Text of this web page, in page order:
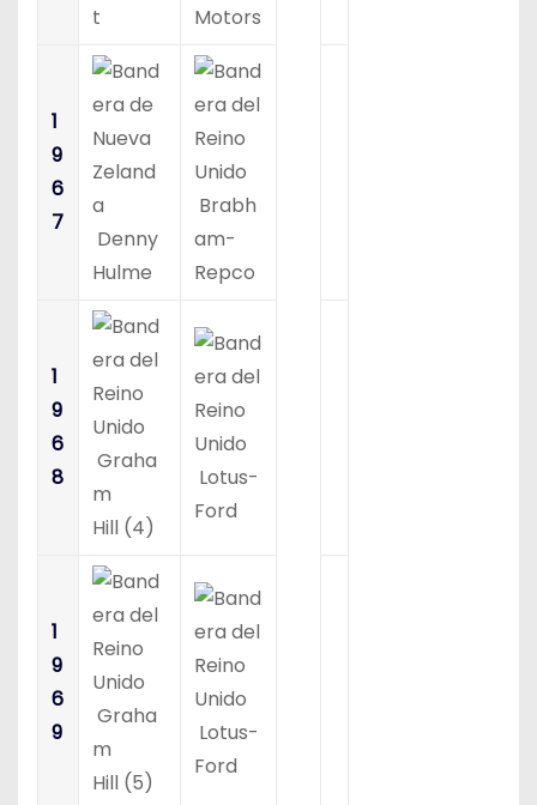
t
Motors
1
9
6
7
Denny
Hulme
Brabh
am-
Repco
1
9
6
8
Graha
m
Hill (4)
Lotus-
Ford
1
9
6
9
Graha
m
Hill (5)
Lotus-
Ford